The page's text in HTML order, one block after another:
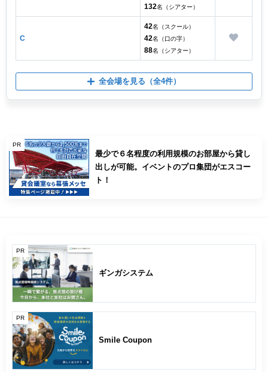
132名（シアター）
C
42名（スクール）
42名（口の字）
88名（シアター）
全会場を見る （全4件）
PR
最少で６名程度の利用規模のお部屋から貸し
出しが可能。イベントのプロ集団がエスコー
ト！
PR
ギンガシステム
PR
Smile Coupon